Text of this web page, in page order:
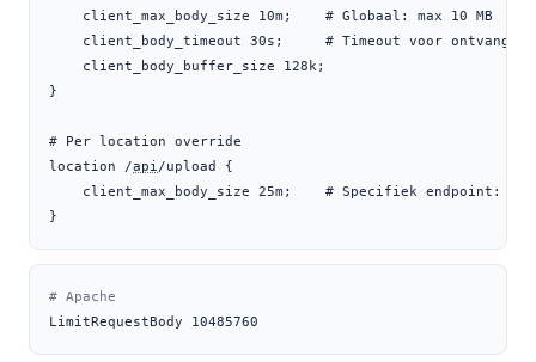
    client_max_body_size 10m;    # Globaal: max 10 MB
client_body_timeout 30s;     # Timeout voor ontvangen
    client_body_buffer_size 128k;
}
# Per location override
location /api /upload {
client_max_body_size 25m;    # Specifiek endpoint:
}
# Apache
LimitRequestBody
10485760